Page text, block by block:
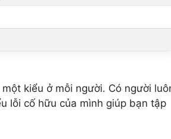
kiểu ở mỗi người. Có người
lỗi cố hữu của mình giúp bạn tập